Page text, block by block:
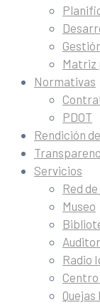
Matriz
Normativas
PDOT
Rendición
Servicios
Red
Museo
Radio